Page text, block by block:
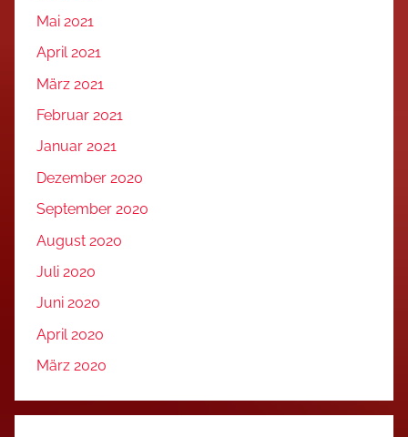
Mai 2021
April 2021
März 2021
Februar 2021
Januar 2021
Dezember 2020
September 2020
August 2020
Juli 2020
Juni 2020
April 2020
März 2020